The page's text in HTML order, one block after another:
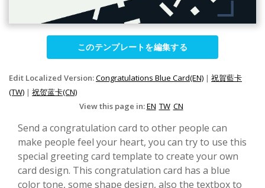
このテンプレートを編集する
Edit Localized Version:Congratulations Blue Card(EN) | 祝賀藍卡
(TW) | 祝贺蓝卡(CN)
View this page in:EN TW CN
Send a congratulation card to other people can
make people feel your heart, you can try to use this
special greeting card template to create your own
card design. This congratulation card has a blue
color tone, some shape design, also the textbox to